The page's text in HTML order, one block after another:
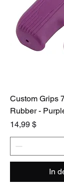
Custom Grips
Rubber -
Preis
14,99 $
In